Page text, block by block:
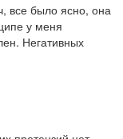
все было ясно, она
у меня
Негативных